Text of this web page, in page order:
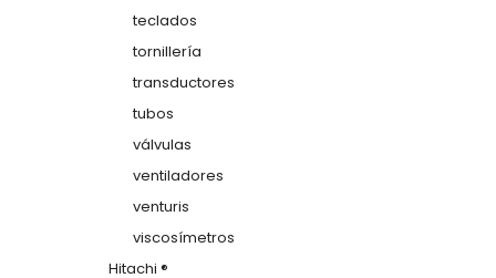
teclados
tornillería
transductores
tubos
válvulas
ventiladores
venturis
viscosímetros
Hitachi ®